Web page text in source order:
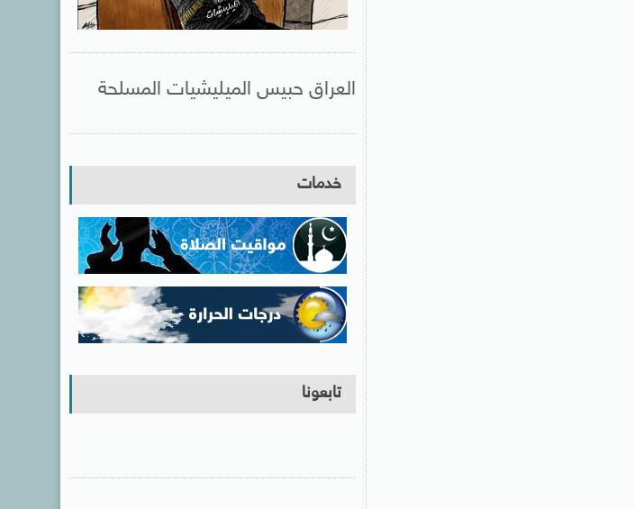
العراق حبيس الميليشيات المسلحة
خدمات
تابعونا